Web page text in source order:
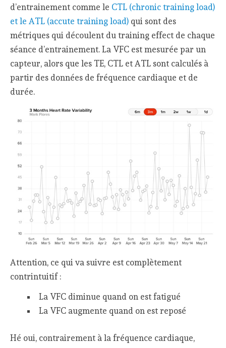
d’entrainement comme le CTL (chronic training load)
et le ATL (accute training load) qui sont des
métriques qui découlent du training effect de chaque
séance d’entrainement. La VFC est mesurée par un
capteur, alors que les TE, CTL et ATL sont calculés à
partir des données de fréquence cardiaque et de
durée.
Attention, ce qui va suivre est complètement
contrintuitif :
La VFC diminue quand on est fatigué
La VFC augmente quand on est reposé
Hé oui, contrairement à la fréquence cardiaque,